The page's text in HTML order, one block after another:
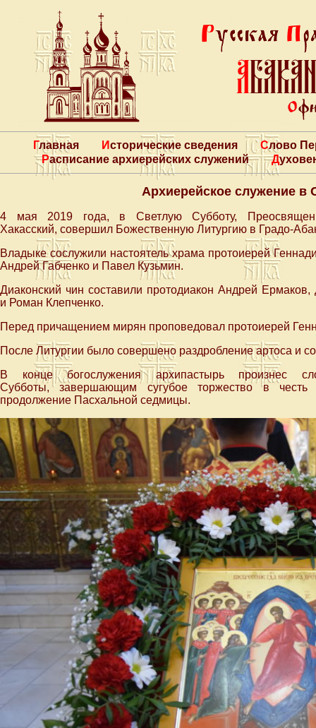
Главная Исторические сведения
Слово
Расписание архиерейских служений
Архиерейское служение в
4 мая 2019 года, в Светлую Субботу,
Хакасский, совершил Божественную Литургию в Градо-
Владыке сослужили настоятель храма протоиерей
Андрей Габченко и Павел Кузьмин.
Диаконский чин составили протодиакон Андрей
и Роман Клепченко.
Перед причащением мирян проповедовал протоиерей
После Литургии было совершено раздробление артоса и
В конце богослужения архипастырь произнес
Субботы, завершающим сугубое торжество в
продолжение Пасхальной седмицы.